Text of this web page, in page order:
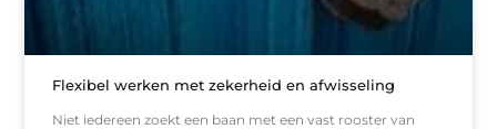
Flexibel werken met zekerheid en afwisseling
Niet iedereen zoekt een baan met een vast rooster van